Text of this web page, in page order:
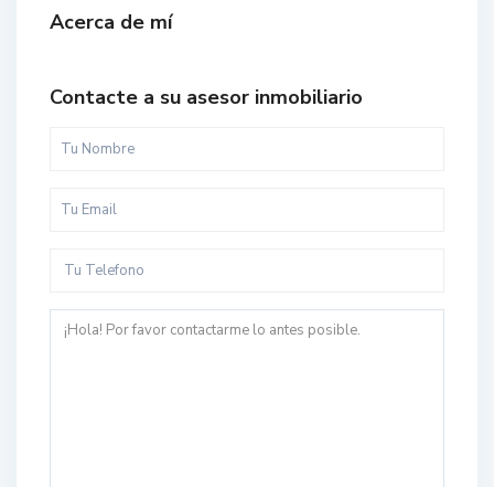
Acerca de mí
Contacte a su asesor inmobiliario